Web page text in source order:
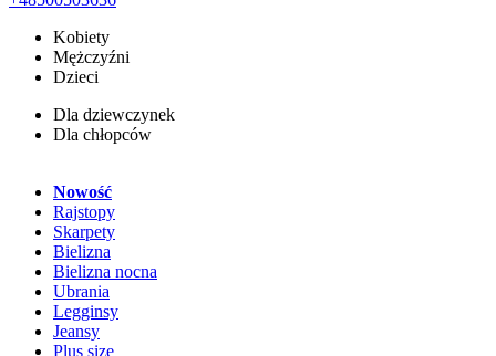
Kobiety
Mężczyźni
Dzieci
Dla dziewczynek
Dla chłopców
Nowość
Rajstopy
Skarpety
Bielizna
Bielizna nocna
Ubrania
Legginsy
Jeansy
Plus size